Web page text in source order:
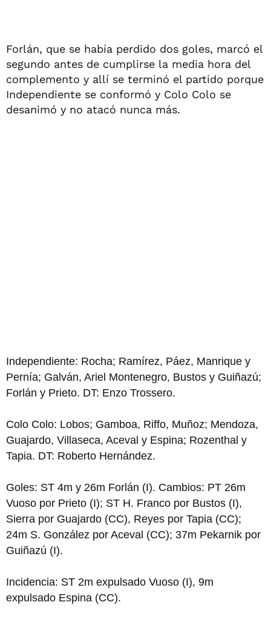
Forlán, que se había perdido dos goles, marcó el
segundo antes de cumplirse la media hora del
complemento y allí se terminó el partido porque
Independiente se conformó y Colo Colo se
desanimó y no atacó nunca más.
Independiente: Rocha; Ramírez, Páez, Manrique y
Pernía; Galván, Ariel Montenegro, Bustos y Guiñazú;
Forlán y Prieto. DT: Enzo Trossero.
Colo Colo: Lobos; Gamboa, Riffo, Muñoz; Mendoza,
Guajardo, Villaseca, Aceval y Espina; Rozenthal y
Tapia. DT: Roberto Hernández.
Goles: ST 4m y 26m Forlán (I). Cambios: PT 26m
Vuoso por Prieto (I); ST H. Franco por Bustos (I),
Sierra por Guajardo (CC), Reyes por Tapia (CC);
24m S. González por Aceval (CC); 37m Pekarnik por
Guiñazú (I).
Incidencia: ST 2m expulsado Vuoso (I), 9m
expulsado Espina (CC).